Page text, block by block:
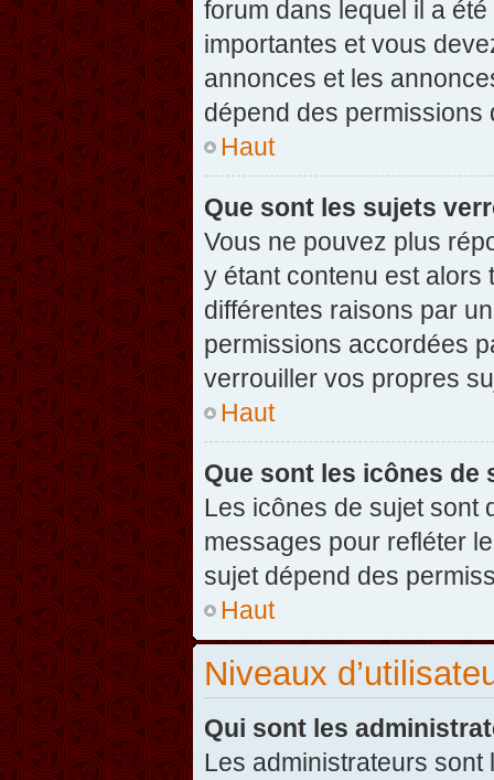
forum dans lequel il a
importantes et vous
annonces et les
dépend des permissions
Haut
Que sont les sujets
Vous ne pouvez plus
y étant contenu est alors
différentes raisons par
permissions accordées
verrouiller vos propres
Haut
Que sont les icônes de
Les icônes de sujet sont
messages pour refléter
sujet dépend des
Haut
Niveaux
Qui sont les
Les administrateurs